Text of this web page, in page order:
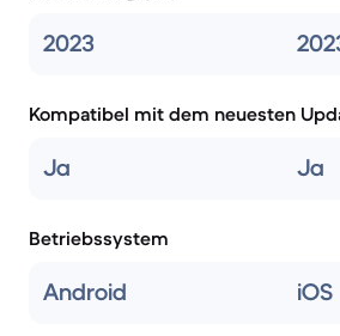
2023
Kompatibel mit dem neuesten
Ja Ja
Betriebssystem
Android iOS